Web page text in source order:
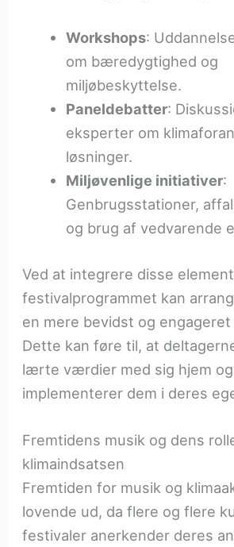
Workshops:
om bæredygtighed og
miljøbeskyttelse.
Paneldebatter:
eksperter om
løsninger.
Miljøvenlige initiativer:
Genbrugsstationer,
og brug af vedvarende
Ved at integrere disse
festivalprogrammet kan
en mere bevidst og engageret
Dette kan føre til, at
lærte værdier med sig hjem og
implementerer dem i deres
Fremtidens musik og dens
klimaindsatsen
Fremtiden for musik og
lovende ud, da flere og flere
festivaler anerkender deres